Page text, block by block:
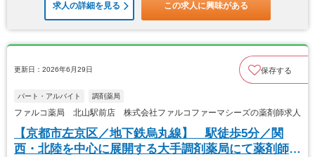
求人の詳細を見る この求人に興味がある
更新日：2026年6月29日 保存する
パート・アルバイト 調剤薬局
ファルコ薬局 北山駅前店 株式会社ファルコファーマシーズの薬剤師求人
【京都市左京区／地下鉄烏丸線】 駅徒歩5分／関
西・北陸を中心に展開する大手調剤薬局にて薬剤師の